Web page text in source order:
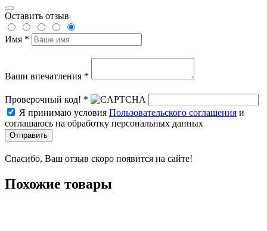
Оставить отзыв
Имя *
Ваши впечатления *
Проверочный код! *
Я принимаю условия Пользовательского соглашения и
соглашаюсь на обработку персональных данных
Отправить
Спасибо, Ваш отзыв скоро появится на сайте!
Похожие товары